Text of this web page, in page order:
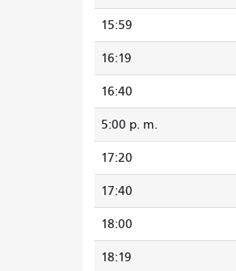
15:59
16:19
16:40
5:00 p. m.
17:20
17:40
18:00
18:19